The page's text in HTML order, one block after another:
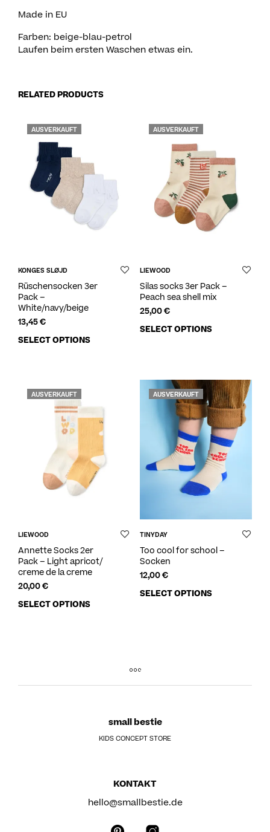
Made in EU
Farben: beige-blau-petrol
Laufen beim ersten Waschen etwas ein.
RELATED PRODUCTS
AUSVERKAUFT
KONGES SLØJD
Rüschensocken 3er
Pack –
White/navy/beige
13,45€
SELECT OPTIONS
AUSVERKAUFT
LIEWOOD
Silas socks 3er Pack –
Peach sea shell mix
25,00€
SELECT OPTIONS
AUSVERKAUFT
LIEWOOD
Annette Socks 2er
Pack – Light apricot/
creme de la creme
20,00€
SELECT OPTIONS
AUSVERKAUFT
TINYDAY
Too cool for school –
Socken
12,00€
SELECT OPTIONS
small bestie
KIDS CONCEPT STORE
KONTAKT
hello@smallbestie.de